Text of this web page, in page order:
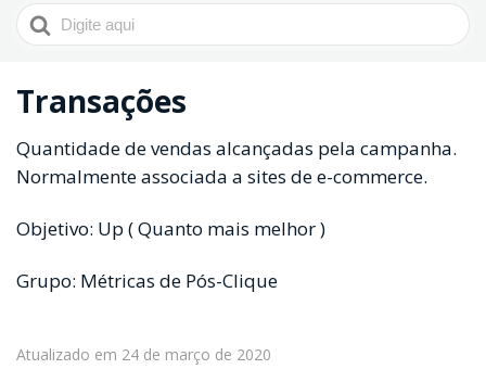
Procurar
por
Transações
Quantidade de vendas alcançadas pela campanha.
Normalmente associada a sites de e-commerce.
Objetivo: Up ( Quanto mais melhor )
Grupo: Métricas de Pós-Clique
Atualizado em 24 de março de 2020